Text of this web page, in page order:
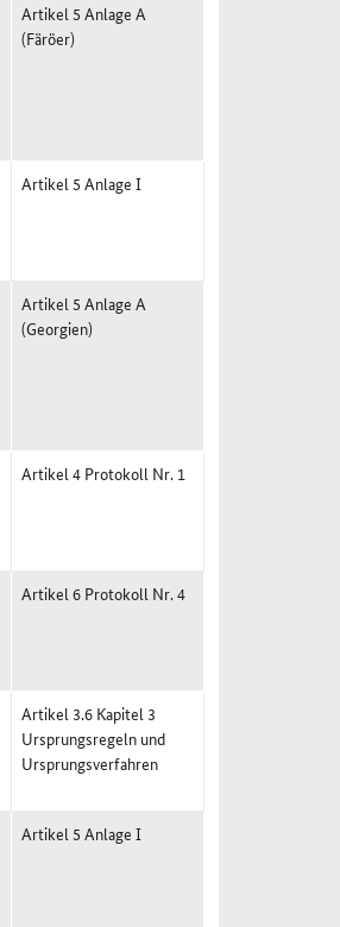
Artikel 5 Anlage A
(Färöer)
Artikel 5 Anlage I
Artikel 5 Anlage A
(Georgien)
Artikel 4 Protokoll Nr. 1
Artikel 6 Protokoll Nr. 4
Artikel 3.6 Kapitel 3
Ursprungsregeln und
Ursprungsverfahren
Artikel 5 Anlage I